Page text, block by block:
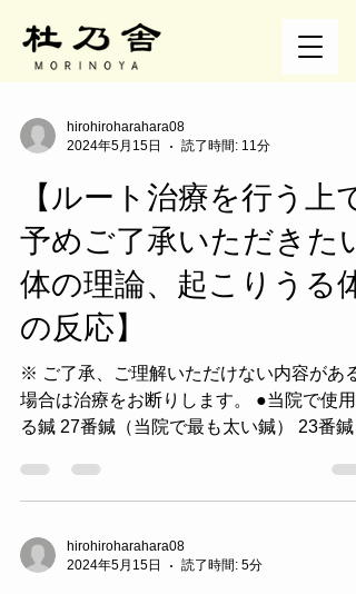
hirohiroharahara08
2024年5月15日
読了時間: 11分
【ルート治療を行う上で
予めご了承いただきたい
体の理論、起こりうる体
の反応】
※ ご了承、ご理解いただけない内容がある
場合は治療をお断りします。 ●当院で使用
る鍼 27番鍼（当院で最も太い鍼） 23番鍼
（当院では細め） です。特別な刺鍼技術を
用いて、太い鍼の割には比較的痛くなく治
することができます...
hirohiroharahara08
2024年5月15日
読了時間: 5分